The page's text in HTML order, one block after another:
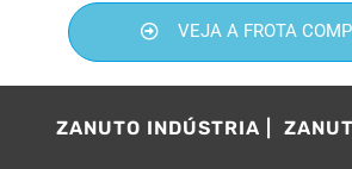
VEJA A FROTA
ZANUTO INDÚSTRIA